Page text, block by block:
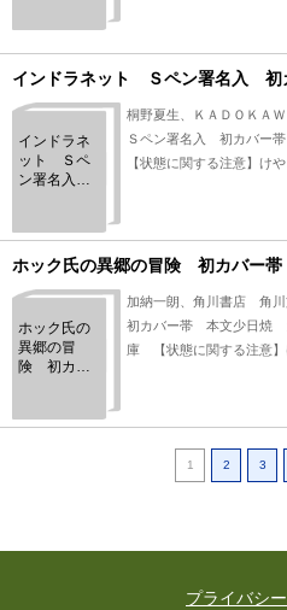
初カバー帯
に関わらず「中古品（並
本屋」は６段階の「状態
扱う商品の特質上、状態
能な）為、状態欄の「中
インドラネット Ｓペン署名入 初
インドラネ
ット Ｓペ
ン署名入
桐野夏生、ＫＡＤＯＫＡ
Ｓペン署名入 初カバー
【状態に関する注意】け
らず「中古品（並）」と
は６段階の「状態」表記
為、状態欄の「中古品（
して下さい。状態表記の
下さい。:
ホック氏の異郷の冒険 初カバー
ホック氏の
異郷の冒
険 初カバ
バー帯少痛
加納一朗、角川書店 角川
初カバー帯 本文少日焼
庫 【状態に関する注意】
関わらず「中古品（並）
屋」は６段階の「状態」
な）為、状態欄の「中古
いで下さい。痛みなどの
1 2 3
プライバシ